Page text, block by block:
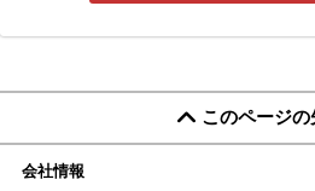
このページの
会社情報